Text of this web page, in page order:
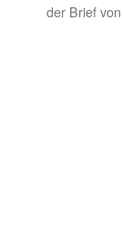
der Brief